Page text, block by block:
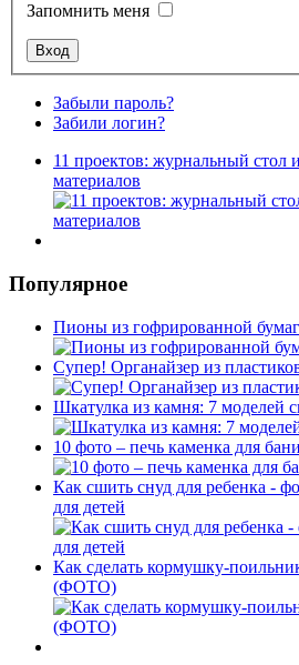
Запомнить меня
Забыли пароль?
Забили логин?
11 проектов: журнальный стол
материалов
Популярное
Пионы из гофрированной
Супер! Органайзер из
Шкатулка из камня: 7 моделей
10 фото – печь каменка для
Как сшить снуд для ребенка -
для детей
Как сделать кормушку-
(ФОТО)